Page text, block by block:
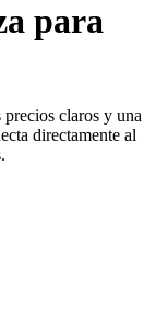
para
precios claros y una
directamente al